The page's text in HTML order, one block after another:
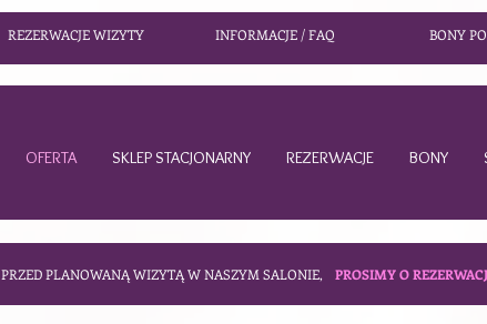
REZERWACJE WIZYTY INFORMACJE / FAQ BONY
OFERTA SKLEP STACJONARNY REZERWACJE BONY
PRZED PLANOWANĄ WIZYTĄ W NASZYM SALONIE, PROSIMY O